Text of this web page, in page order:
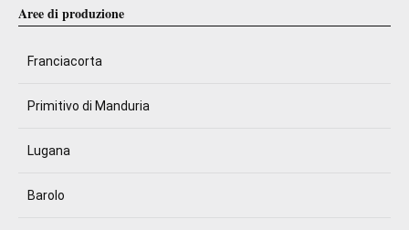
Aree di produzione
Franciacorta
Primitivo di Manduria
Lugana
Barolo